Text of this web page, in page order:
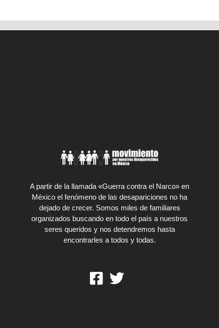
A partir de la llamada «Guerra contra el Narco» en
México el fenómeno de las desapariciones no ha
dejado de crecer. Somos miles de familiares
organizados buscando en todo el país a nuestros
seres queridos y nos detendremos hasta
encontrarles a todos y todas.